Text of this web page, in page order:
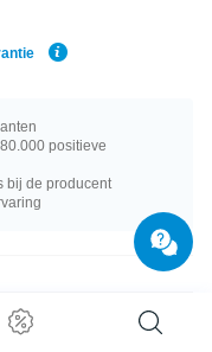
positieve
bij de producent